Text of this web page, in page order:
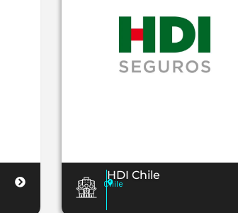
HDI Chile
Chile